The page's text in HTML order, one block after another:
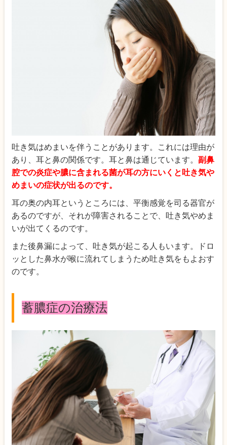
吐き気はめまいを伴うことがあります。これには理由が
あり、耳と鼻の関係です。耳と鼻は通じています。副鼻
腔での炎症や膿に含まれる菌が耳の方にいくと吐き気や
めまいの症状が出るのです。
耳の奥の内耳というところには、平衡感覚を司る器官が
あるのですが、それが障害されることで、吐き気やめま
いが出てくるのです。
また後鼻漏によって、吐き気が起こる人もいます。ドロ
ッとした鼻水が喉に流れてしまうため吐き気をもよおす
のです。
蓄膿症の治療法